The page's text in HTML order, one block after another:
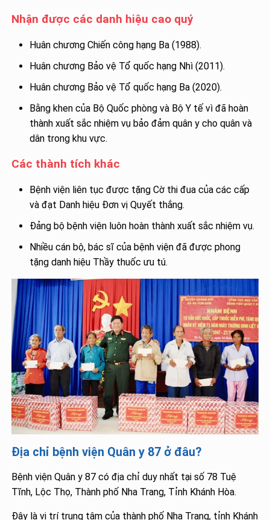
Nhận được các danh hiệu cao quý
Huân chương Chiến công hạng Ba (1988).
Huân chương Bảo vệ Tổ quốc hạng Nhì (2011).
Huân chương Bảo vệ Tổ quốc hạng Ba (2020).
Bằng khen của Bộ Quốc phòng và Bộ Y tế vì đã hoàn
thành xuất sắc nhiệm vụ bảo đảm quân y cho quân và
dân trong khu vực.
Các thành tích khác
Bệnh viện liên tục được tặng Cờ thi đua của các cấp
và đạt Danh hiệu Đơn vị Quyết thắng.
Đảng bộ bệnh viện luôn hoàn thành xuất sắc nhiệm vụ.
Nhiều cán bộ, bác sĩ của bệnh viện đã được phong
tặng danh hiệu Thầy thuốc ưu tú.
Địa chỉ bệnh viện Quân y 87 ở đâu?
Bệnh viện Quân y 87 có địa chỉ duy nhất tại số 78 Tuệ
Tĩnh, Lộc Thọ, Thành phố Nha Trang, Tỉnh Khánh Hòa.
Đây là vị trí trung tâm của thành phố Nha Trang, tỉnh Khánh